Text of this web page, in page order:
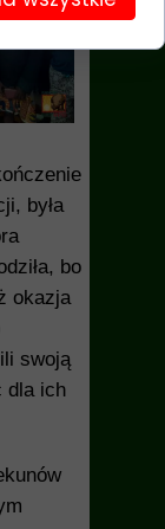
była
bo
okazja
swoją
dla ich